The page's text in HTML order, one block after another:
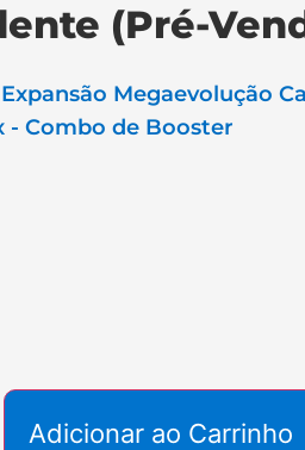
(Pré-
Expansão Megaevolução
- Combo de Booster
Adicionar ao Carrinho